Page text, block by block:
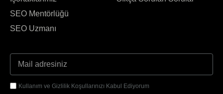
SEO Mentörlüğü
SEO Uzmanı
Kullanım ve Gizlilik Koşullarınızı Kabul Ediyorum